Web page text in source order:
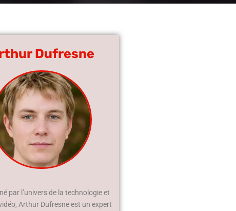
Dufresne
par l’univers de la technologie et
Arthur Dufresne est un expert